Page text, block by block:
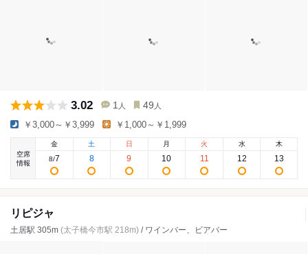
3.02 1 人 49 人
￥3,000～￥3,999 ￥1,000～￥1,999
空席
情報
金
8/7
土
8
日
9
月
10
火
11
水
12
木
13
リピジャ
土居駅 305m (太子橋今市駅 218m) / ワインバー、ビアバー